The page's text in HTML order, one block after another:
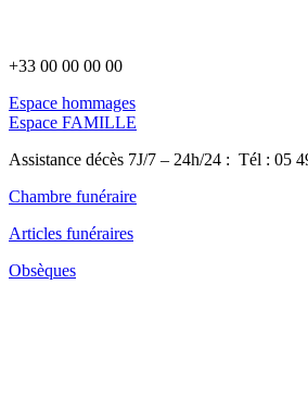
+33 00 00 00 00
Espace hommages
Espace FAMILLE
Assistance décès 7J/7 – 24h/24 : Tél : 05
Chambre funéraire
Articles funéraires
Obsèques